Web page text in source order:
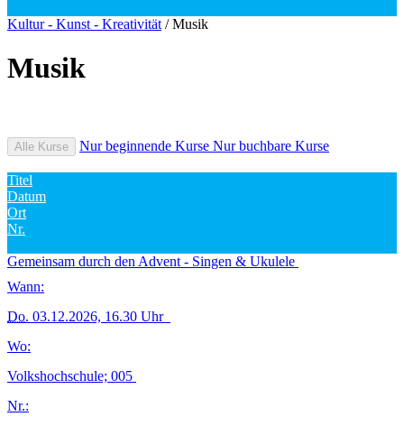
Kultur - Kunst - Kreativität /Musik
Musik
Alle Kurse Nur beginnende Kurse Nur buchbare Kurse
Titel
Datum
Ort
Nr.
Gemeinsam durch den Advent - Singen & Ukulele
Wann:
Do. 03.12.2026, 16.30 Uhr
Wo:
Volkshochschule; 005
Nr.: